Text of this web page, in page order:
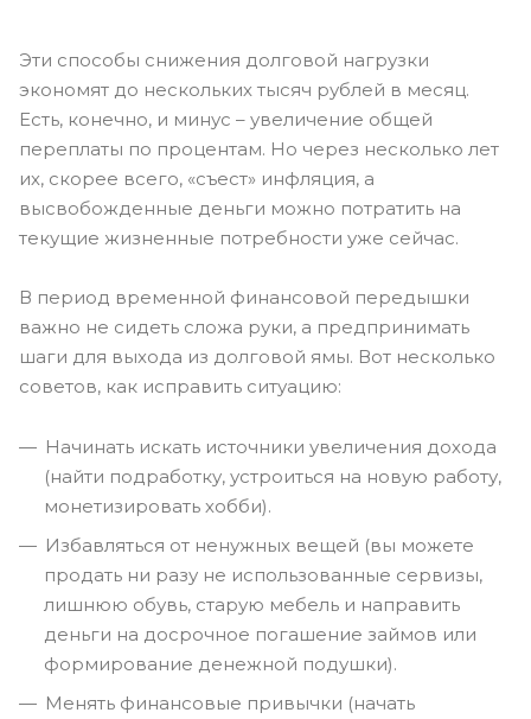
Эти способы снижения долговой нагрузки
экономят до нескольких тысяч рублей в месяц.
Есть, конечно, и минус – увеличение общей
переплаты по процентам. Но через несколько лет
их, скорее всего, «съест» инфляция, а
высвобожденные деньги можно потратить на
текущие жизненные потребности уже сейчас.
В период временной финансовой передышки
важно не сидеть сложа руки, а предпринимать
шаги для выхода из долговой ямы. Вот несколько
советов, как исправить ситуацию:
Начинать искать источники увеличения дохода
(найти подработку, устроиться на новую работу,
монетизировать хобби).
Избавляться от ненужных вещей (вы можете
продать ни разу не использованные сервизы,
лишнюю обувь, старую мебель и направить
деньги на досрочное погашение займов или
формирование денежной подушки).
Менять финансовые привычки (начать